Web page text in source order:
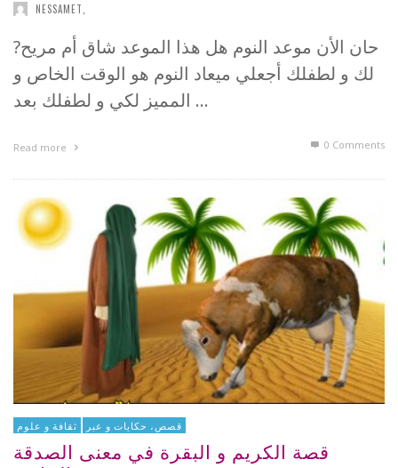
NESSAMET
?حان الأن موعد النوم هل هذا الموعد شاق أم مريح
لك و لطفلك أجعلي ميعاد النوم هو الوقت الخاص و
المميز لكي و لطفلك بعد …
Read more 0 Comments
ثقافة و علوم قصص، حكايات و عبر
قصة الكريم و البقرة في معنى الصدقة